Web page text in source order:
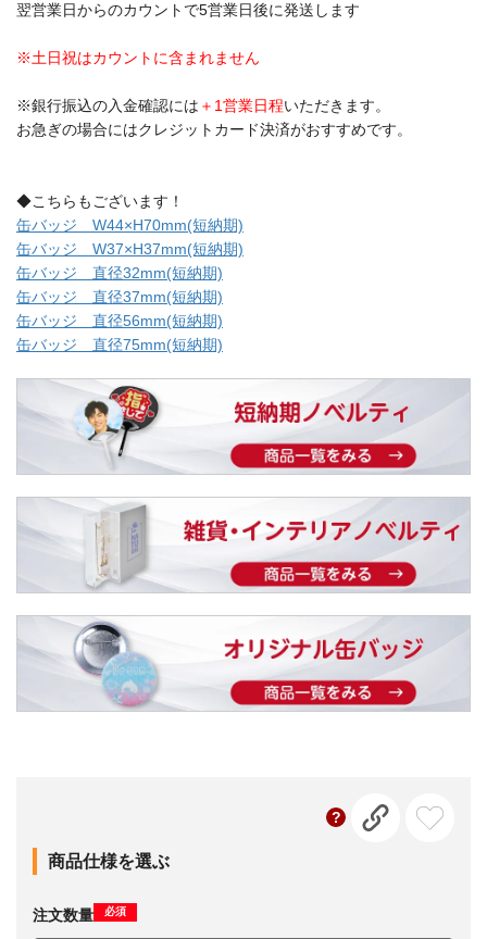
翌営業日からのカウントで5営業日後に発送します
※土日祝はカウントに含まれません
※銀行振込の入金確認には ＋1営業日程いただきます。
お急ぎの場合にはクレジットカード決済がおすすめです。
◆こちらもございます！
缶バッジ W44×H70mm(短納期)
缶バッジ W37×H37mm(短納期)
缶バッジ 直径32mm(短納期)
缶バッジ 直径37mm(短納期)
缶バッジ 直径56mm(短納期)
缶バッジ 直径75mm(短納期)
商品仕様を選ぶ
注文数量 必須